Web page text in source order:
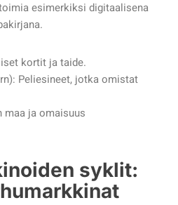
esimerkiksi digitaalisena
kortit ja taide.
Peliesineet, jotka omistat
maa ja omaisuus
syklit: